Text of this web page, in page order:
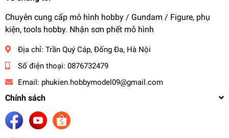
Chuyên cung cấp mô hình hobby / Gundam / Figure, phụ
kiện, tools hobby. Nhận sơn phết mô hình
Địa chỉ: Trần Quý Cáp, Đống Đa, Hà Nội
Số điện thoại: 0876732479
Email: phukien.hobbymodel09@gmail.com
Chính sách